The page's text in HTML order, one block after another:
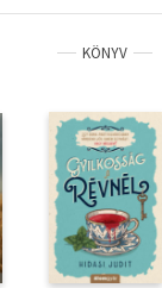
KÖNYV